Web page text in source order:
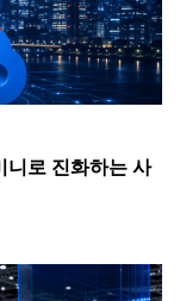
로 진화하는 사